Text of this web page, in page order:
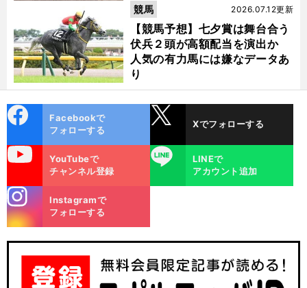
【競馬予想】七夕賞は舞台合う
伏兵２頭が高額配当を演出か
人気の有力馬には嫌なデータあ
り
2026.07.12更新
競馬
ok
Facebookで
フォローする
Xでフォローする
YouTubeで
チャンネル登録
LINE
LINEで
アカウント追加
m
Instagramで
フォローする